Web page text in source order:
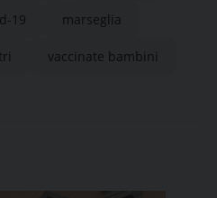
19 marseglia
vaccinate bambini